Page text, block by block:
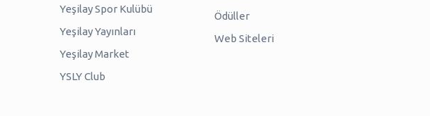
Yeşilay Spor Kulübü
Yeşilay Yayınları
Yeşilay Market
YSLY Club
Ödüller
Web Siteleri